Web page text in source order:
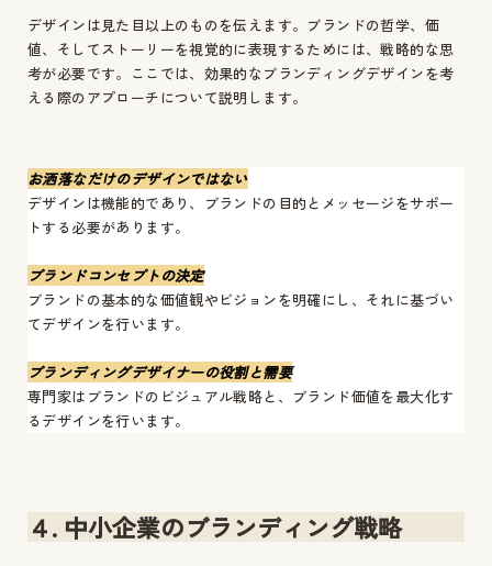
デザインは見た目以上のものを伝えます。ブランドの哲学、価
値、そしてストーリーを視覚的に表現するためには、戦略的な思
考が必要です。ここでは、効果的なブランディングデザインを考
える際のアプローチについて説明します。
お洒落なだけのデザインではない
デザインは機能的であり、ブランドの目的とメッセージをサポー
トする必要があります。
ブランドコンセプトの決定
ブランドの基本的な価値観やビジョンを明確にし、それに基づい
てデザインを行います。
ブランディングデザイナーの役割と需要
専門家はブランドのビジュアル戦略と、ブランド価値を最大化す
るデザインを行います。
４. 中小企業のブランディング戦略